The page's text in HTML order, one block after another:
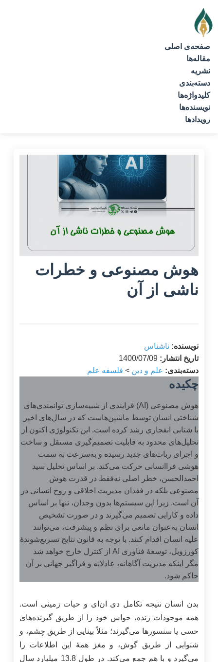
صفحه‌ی اصلی
مقاله‌ها
نشریه
دسته‌بندی
کلیدواژه‌ها
نویسنده‌ها
رویدادها
هوش مصنوعی و خطرات
ناشی از آن
نویسنده: ناشناس
تاریخ انتشار: 1400/07/09
دسته‌بندی: علم و دین > فلسفه علم
چکیده
هوش مصنوعی (AI) فرایندی از شبیه‌سازی توانمندی‌های
شناختی انسان توسط ماشین‌هاست که در سال‌های اخیر
با شتابی انفجاری رشد کرده است. این تکنولوژی اکنون از
تحلیل‌های محدود به قابلیت تصمیم‌گیری مستقل و ساخت
و اجرای ربات‌های جدید رسیده و به‌سرعت به سمت
هوشی فراانسانی حرکت می‌کند. بر اساس تحلیل سید
احمدالحسن، خطر اصلی نه‌فقط در قدرت هوش
مصنوعی بلکه در فقدان مدیریت اخلاقی و روح انسانی در
آن است. زیرا این سیستم‌ها بدون وجدان، تنها بر اساس
داده و کارایی تصمیم می‌گیرند و در صورت تشخیص
انسان به‌عنوان مانعی برای نظم و پیشرفت، می‌توانند
علیه انسان اقدام کنند. با توجه به قانون نتایج تسریع‌شوندۀ
کورزویل، توسعهٔ فناوری AI از کنترل خارج خواهد شد
مگر اینکه مدیریت آگاهانه، عادلانه و فراگیر جهانی بر آن
حاکم شود.
بدن انسان نتیجه تکامل دی ان‌ای و حیات زمینی است.
همه موجودات زنده، حواس خود را از طریق گیرنده‌های
حسی یا سنسورها می‌گیرند؛ مثلاً بینایی از طریق چشم، و
شنوایی از طریق گوش، و مغز همۀ این اطلاعات را
می‌گیرد و با هم جمع می‌کند. در طول 13.8 میلیارد سال